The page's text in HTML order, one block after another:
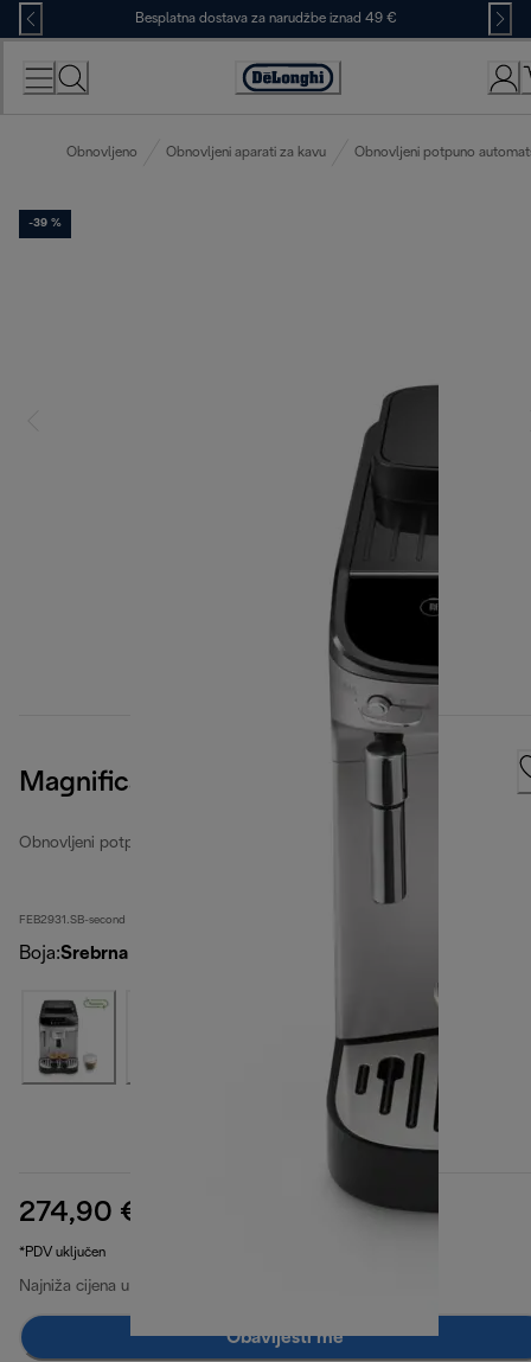
Skip
to
Content
Besplatna dostava za narudžbe iznad 49 €
Accessibility
Obnovljeno Obnovljeni aparati za kavu Obnovljeni potpuno
-39 %
Magnifica Evo
Obnovljeni potpuno automatski aparati za kavu
FEB2931.SB-second
Boja:Srebrna
274,90 € izvorna cijena 449,90 €
*PDV uključen
Najniža cijena u posljednjih 30 dana
Obavijesti me